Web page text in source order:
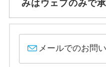
みはウェブのみで
メールでのお問